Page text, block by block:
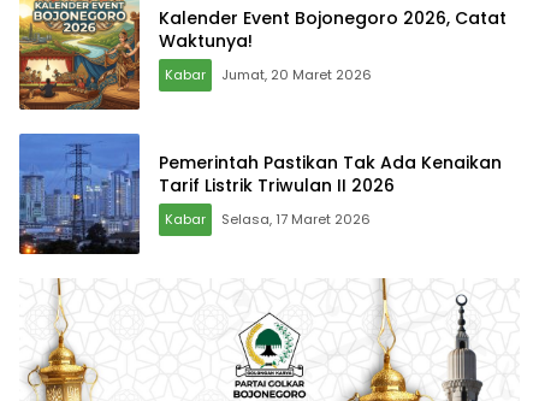
Kalender Event Bojonegoro 2026, Catat
Waktunya!
Kabar Jumat, 20 Maret 2026
Pemerintah Pastikan Tak Ada Kenaikan
Tarif Listrik Triwulan II 2026
Kabar Selasa, 17 Maret 2026